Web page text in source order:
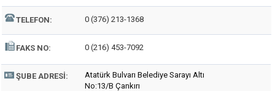
TELEFON: 0 (376) 213-1368
FAKS NO: 0 (216) 453-7092
ŞUBE ADRESI:
Atatürk Bulvarı Belediye Sarayı Altı
No:13/B Çankırı